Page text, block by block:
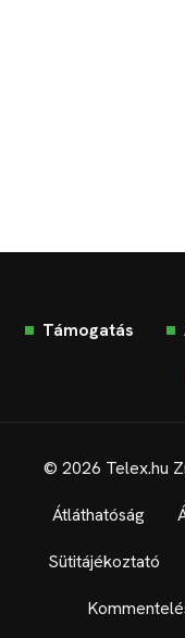
Támogatás
© 2026 Telex.hu
Átláthatóság
Sütitájékoztató